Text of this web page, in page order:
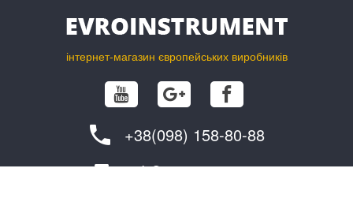
інтернет-магазин європейських виробників
+38(098) 158-80-88
info@evroinstrument.com